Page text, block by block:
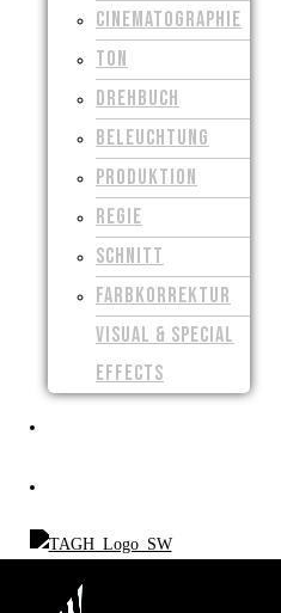
CINEMATOGRAPHIE
TON
DREHBUCH
BELEUCHTUNG
PRODUKTION
REGIE
SCHNITT
FARBKORREKTUR
VISUAL & SPECIAL
EFFECTS